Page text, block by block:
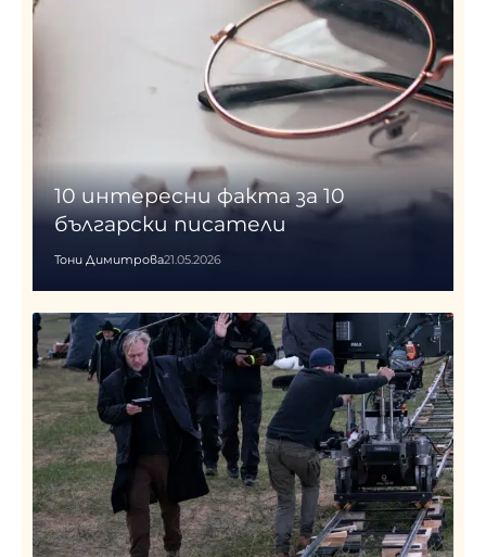
10 интересни факта за 10
български писатели
Тони Димитрова21.05.2026